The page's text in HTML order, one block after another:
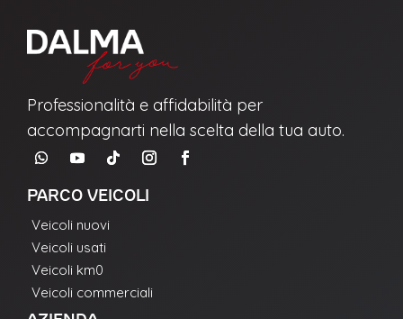
Professionalità e affidabilità per
accompagnarti nella scelta della tua auto.
PARCO VEICOLI
Veicoli nuovi
Veicoli usati
Veicoli km0
Veicoli commerciali